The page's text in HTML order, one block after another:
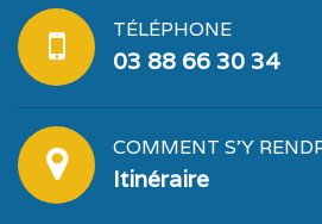
TÉLÉPHONE
03 88 66 30 34
COMMENT S'Y
Itinéraire